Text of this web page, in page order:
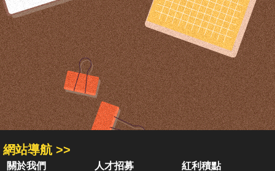
網站導航 >>
關於我們 人才招募 紅利積點